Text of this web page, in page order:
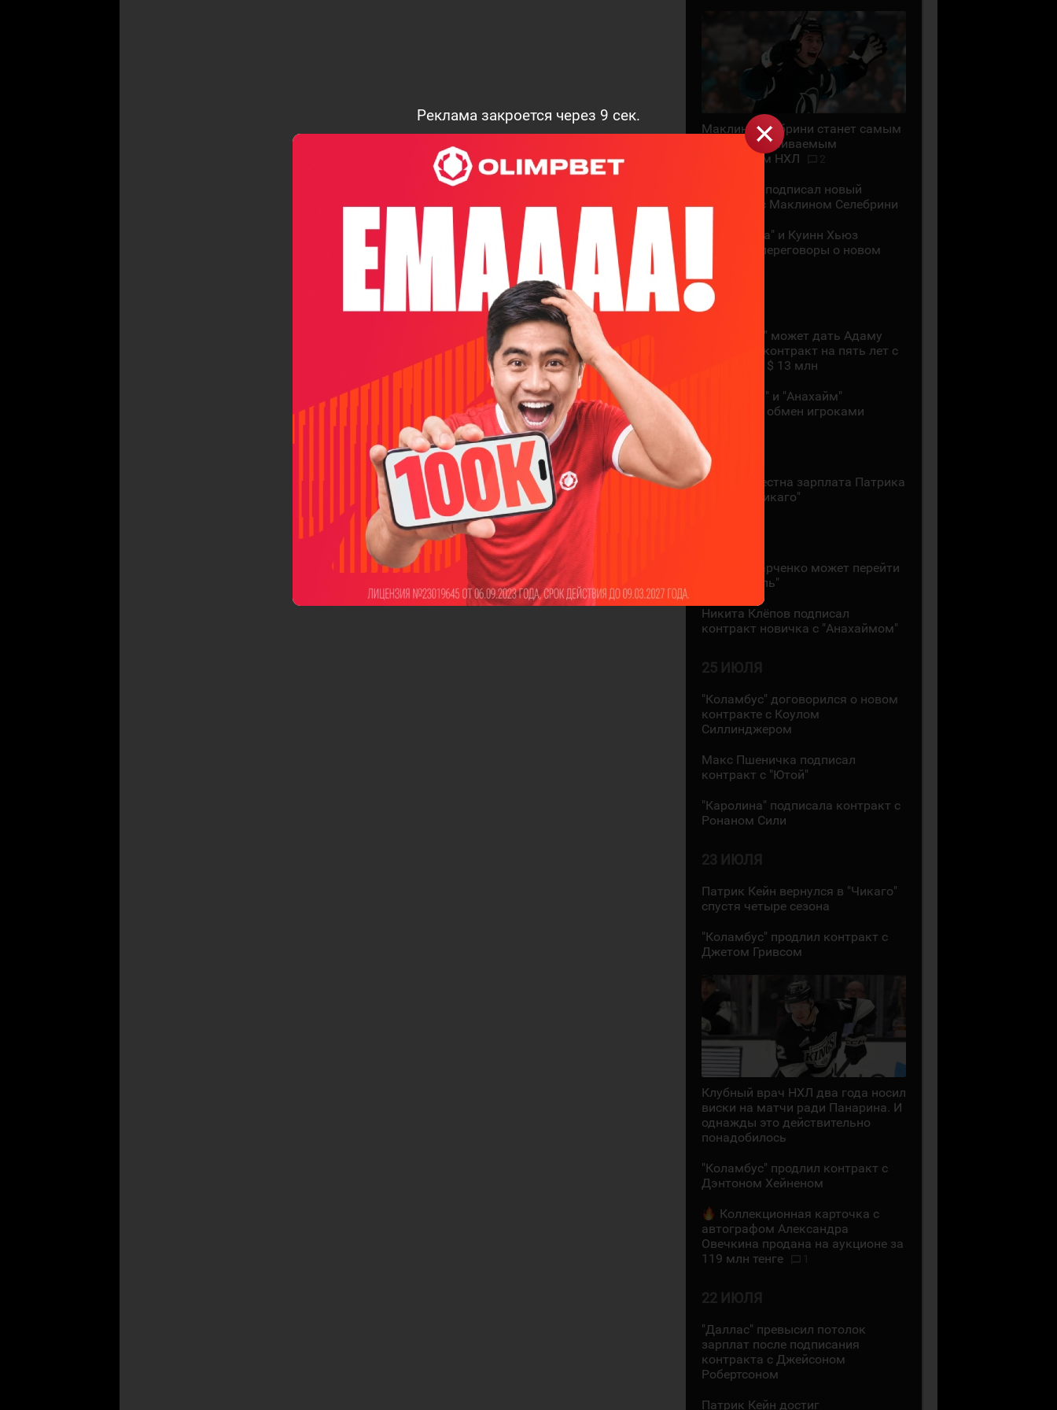
Реклама закроется через 8 сек.
Маклин Селебрини станет самым
высокооплачиваемым
хоккеистом НХЛ
"Сан-Хосе" подписал новый
контракт с Маклином Селебрини
"Миннесота" и Куинн Хьюз
проведут переговоры о новом
28 ИЮЛЯ
"Коламбус" может дать Адаму
Фантилли контракт на пять лет с
зарплатой $ 13 млн
"Монреаль" и "Анахайм"
произвели обмен игроками
27 ИЮЛЯ
Стала известна зарплата Патрика
Кейна в "Чикаго"
Кирилл Марченко может перейти
в "Монреаль"
Никита Клёпов подписал
контракт новичка с "Анахаймом"
25 ИЮЛЯ
"Коламбус" договорился о новом
контракте с Коулом
Силлинджером
Макс Пшеничка подписал
контракт с "Ютой"
"Каролина" подписала контракт с
Ронаном Сили
23 ИЮЛЯ
Патрик Кейн вернулся в "Чикаго"
спустя четыре сезона
"Коламбус" продлил контракт с
Джетом Гривсом
Клубный врач НХЛ два года носил
виски на матчи ради Панарина. И
однажды это действительно
понадобилось
"Коламбус" продлил контракт с
Дэнтоном Хейненом
Коллекционная карточка с
автографом Александра
Овечкина продана на аукционе за
119 млн тенге
22 ИЮЛЯ
"Даллас" превысил потолок
зарплат после подписания
контракта с Джейсоном
Робертсоном
Патрик Кейн достиг